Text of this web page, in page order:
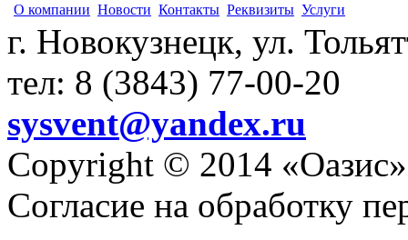
О компании Новости Контакты Реквизиты Услуги
г. Новокузнецк, ул.
тел: 8 (3843) 77-00-20
sysvent@yandex.ru
Copyright © 2014 «Оазис»
Согласие на обработку